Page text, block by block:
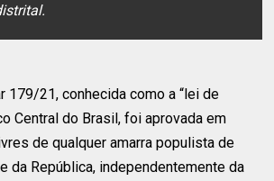
179/21, conhecida como a “lei de
Central do Brasil, foi aprovada em
de qualquer amarra populista de
da República, independentemente da